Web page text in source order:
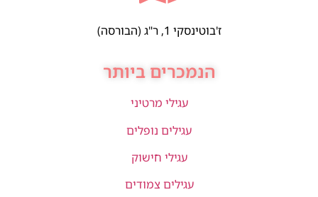
ז'בוטינסקי 1, ר"ג (הבורסה)
הנמכרים ביותר
עגילי מרטיני
עגילים נופלים
עגילי חישוק
עגילים צמודים